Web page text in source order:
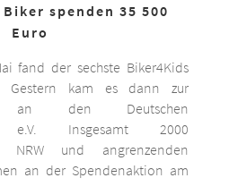
spenden 35 500
Euro
fand der sechste Biker4Kids
Gestern kam es dann zur
an den Deutschen
e.V. Insgesamt 2000
NRW und angrenzenden
an der Spendenaktion am